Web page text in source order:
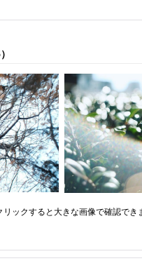
リックすると大きな画像で確認でき